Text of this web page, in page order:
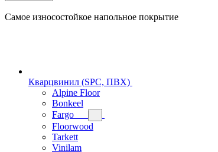
Самое износостойкое напольное покрытие
Кварцвинил (SPC, ПВХ)
Alpine Floor
Bonkeel
Fargo
Floorwood
Tarkett
Vinilam